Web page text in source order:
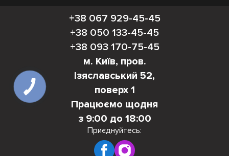
+38 067 929-45-45
+38 050 133-45-45
+38 093 170-75-45
м. Київ, пров.
Ізяславський 52,
поверх 1
Працюємо щодня
з 9:00 до 18:00
Приєднуйтесь: